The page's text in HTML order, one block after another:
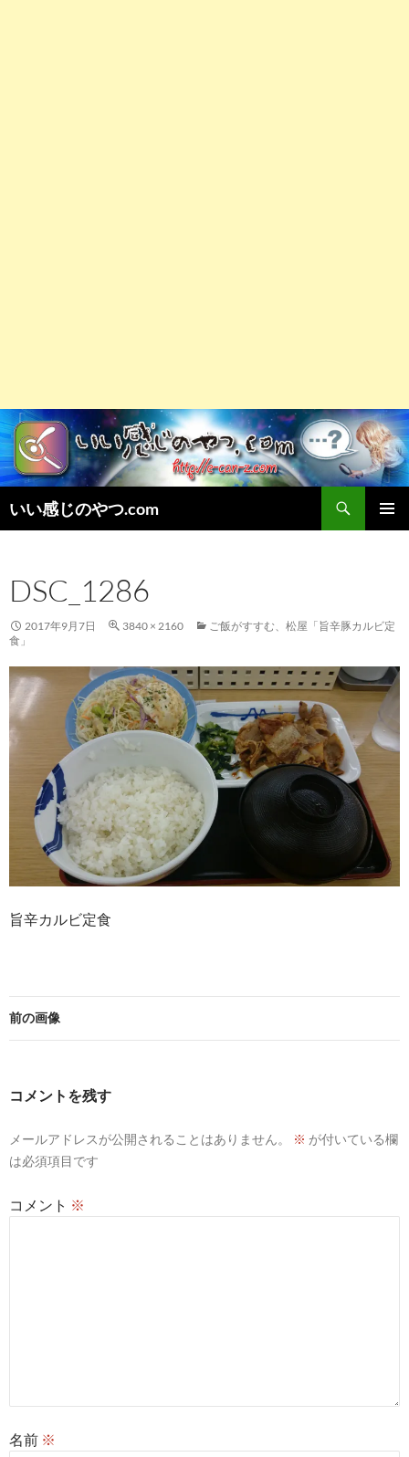
いい感じのやつ.com
索
ン
ツ
へ
ス
ッ
プ
DSC_1286
2017年9月7日 3840 × 2160
ご飯がすすむ、松屋「旨辛豚カルビ定
食」
旨辛カルビ定食
前の画像
コメントを残す
メールアドレスが公開されることはありません。 ※ が付いている欄
は必須項目です
コメント ※
名前 ※